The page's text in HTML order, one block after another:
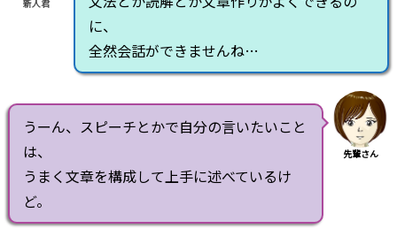
新人君
に、
全然会話ができませんね…
うーん、スピーチとかで自分の言いたいこと
は、
うまく文章を構成して上手に述べているけ
ど。
先輩さん